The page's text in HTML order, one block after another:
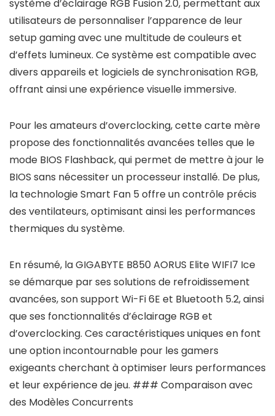
système d’éclairage RGB Fusion 2.0, permettant aux
utilisateurs de personnaliser l’apparence de leur
setup gaming avec une multitude de couleurs et
d’effets lumineux. Ce système est compatible avec
divers appareils et logiciels de synchronisation RGB,
offrant ainsi une expérience visuelle immersive.
Pour les amateurs d’overclocking, cette carte mère
propose des fonctionnalités avancées telles que le
mode BIOS Flashback, qui permet de mettre à jour le
BIOS sans nécessiter un processeur installé. De plus,
la technologie Smart Fan 5 offre un contrôle précis
des ventilateurs, optimisant ainsi les performances
thermiques du système.
En résumé, la GIGABYTE B850 AORUS Elite WIFI7 Ice
se démarque par ses solutions de refroidissement
avancées, son support Wi-Fi 6E et Bluetooth 5.2, ainsi
que ses fonctionnalités d’éclairage RGB et
d’overclocking. Ces caractéristiques uniques en font
une option incontournable pour les gamers
exigeants cherchant à optimiser leurs performances
et leur expérience de jeu. ### Comparaison avec
des Modèles Concurrents